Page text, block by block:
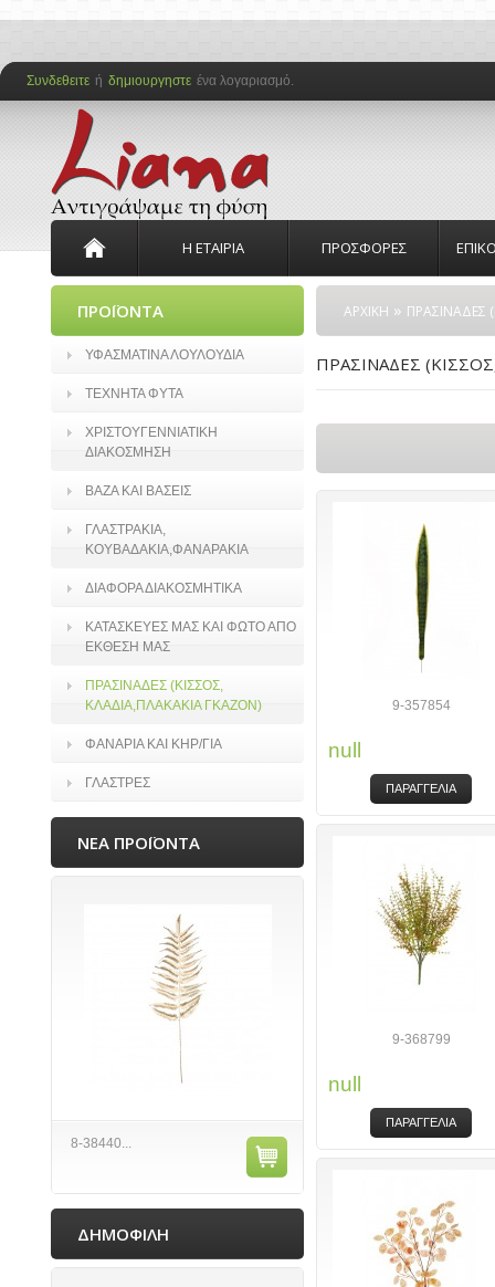
Συνδεθειτε ή δημιουργηστε ένα λογαριασμό.
Η ΕΤΑΙΡΙΑ ΠΡΟΣΦΟΡΕΣ
ΠΡΟΪΟΝΤΑ
ΥΦΑΣΜΑΤΙΝΑ ΛΟΥΛΟΥΔΙΑ
ΤΕΧΝΗΤΑ ΦΥΤΑ
ΧΡΙΣΤΟΥΓΕΝΝΙΑΤΙΚΗ
ΔΙΑΚΟΣΜΗΣΗ
ΒΑΖΑ ΚΑΙ ΒΑΣΕΙΣ
ΓΛΑΣΤΡΑΚΙΑ,
ΚΟΥΒΑΔΑΚΙΑ,ΦΑΝΑΡΑΚΙΑ
ΔΙΑΦΟΡΑ ΔΙΑΚΟΣΜΗΤΙΚΑ
ΚΑΤΑΣΚΕΥΕΣ ΜΑΣ ΚΑΙ ΦΩΤΟ ΑΠΟ
ΕΚΘΕΣΗ ΜΑΣ
ΠΡΑΣΙΝΑΔΕΣ (ΚΙΣΣΟΣ,
ΚΛΑΔΙΑ,ΠΛΑΚΑΚΙΑ ΓΚΑΖΟΝ)
ΦΑΝΑΡΙΑ ΚΑΙ ΚΗΡ/ΓΙΑ
ΓΛΑΣΤΡΕΣ
ΝΕΑ ΠΡΟΪΟΝΤΑ
8-38440...
ΔΗΜΟΦΙΛΗ
ΑΡΧΙΚΗ » ΠΡΑΣΙΝΑΔΕΣ
ΠΡΑΣΙΝΑΔΕΣ
9-357854
null
ΠΑΡΑΓΓΕΛΙΑ
9-368799
null
ΠΑΡΑΓΓΕΛΙΑ